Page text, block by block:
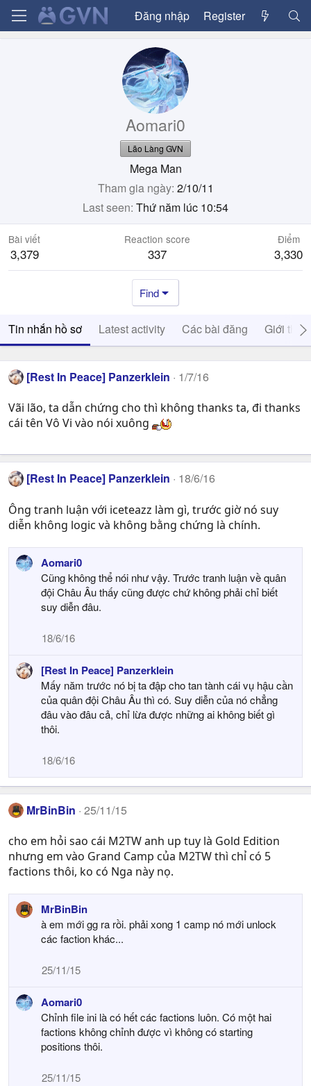
Đăng nhập Register
Aomari0
Lão Làng GVN
Mega Man
Tham gia ngày 2/10/11
Last seen Thứ năm lúc 10:54
Bài viết
3,379
Reaction score
337
Điểm
3,330
Find
Tin nhắn hồ sơ Latest activity Các bài đăng Giới thiệu
[Rest In Peace] Panzerklein 1/7/16
Vãi lão, ta dẫn chứng cho thì không thanks ta, đi thanks
cái tên Vô Vi vào nói xuông
[Rest In Peace] Panzerklein 18/6/16
Ông tranh luận với iceteazz làm gì, trước giờ nó suy
diễn không logic và không bằng chứng là chính.
Aomari0
Cũng không thể nói như vậy. Trước tranh luận về quân
đội Châu Âu thấy cũng được chứ không phải chỉ biết
suy diễn đâu.
18/6/16
[Rest In Peace] Panzerklein
Mấy năm trước nó bị ta đập cho tan tành cái vụ hậu cần
của quân đội Châu Âu thì có. Suy diễn của nó chẳng
đâu vào đâu cả, chỉ lừa được những ai không biết gì
thôi.
18/6/16
MrBinBin 25/11/15
cho em hỏi sao cái M2TW anh up tuy là Gold Edition
nhưng em vào Grand Camp của M2TW thì chỉ có 5
factions thôi, ko có Nga này nọ.
MrBinBin
à em mới gg ra rồi. phải xong 1 camp nó mới unlock
các faction khác...
25/11/15
Aomari0
Chỉnh file ini là có hết các factions luôn. Có một hai
factions không chỉnh được vì không có starting
positions thôi.
25/11/15